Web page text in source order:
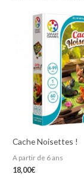
Cache Noisettes !
A partir de 6 ans
18,00€